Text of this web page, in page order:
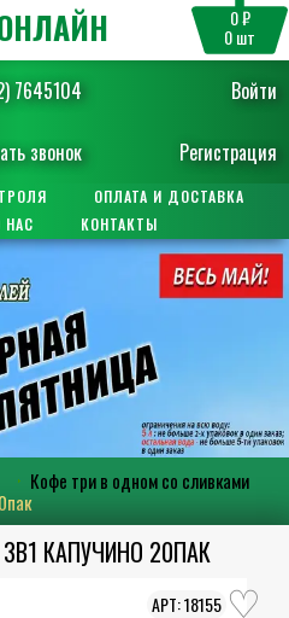
7645104 Войти
звонок Регистрация
0 ₽
0шт
ОПЛАТА И ДОСТАВКА
НАС КОНТАКТЫ
Кофе три в одном со сливками
КАПУЧИНО 20ПАК
18155